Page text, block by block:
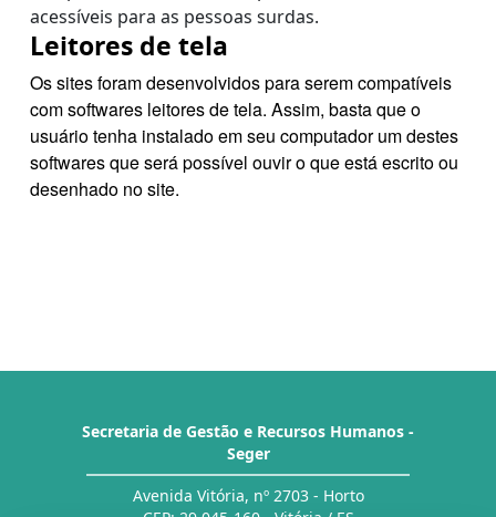
acessíveis para as pessoas surdas.
Leitores de tela
Os sites foram desenvolvidos para serem compatíveis
com softwares leitores de tela. Assim, basta que o
usuário tenha instalado em seu computador um destes
softwares que será possível ouvir o que está escrito ou
desenhado no site.
Secretaria de Gestão e Recursos Humanos -
Seger
Avenida Vitória, nº 2703 - Horto